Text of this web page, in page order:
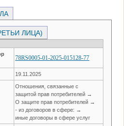
ЛИЦА)
78RS0005-01-2025-015128-77
19.11.2025
Отношения, связанные с
защитой прав потребителей →
О защите прав потребителей →
- из договоров в сфере: →
иные договоры в сфере услуг